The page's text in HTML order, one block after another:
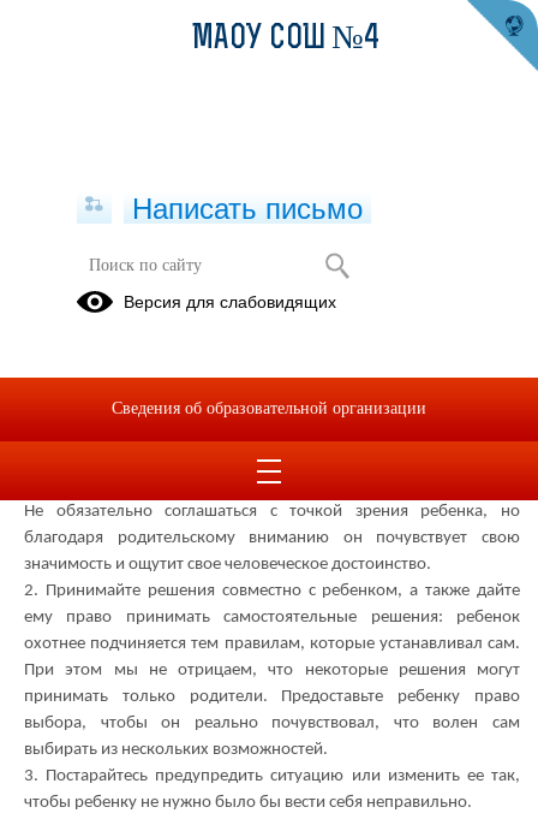
Ненасильственное воспитание
Памятка родителям
« Воспитание ненасилием в семье»
1. Прислушайтесь к своему ребенку. Вникните в его проблему.
Не обязательно соглашаться с точкой зрения ребенка, но
благодаря родительскому вниманию он почувствует свою
значимость и ощутит свое человеческое достоинство.
2. Принимайте решения совместно с ребенком, а также дайте
ему право принимать самостоятельные решения: ребенок
охотнее подчиняется тем правилам, которые устанавливал сам.
При этом мы не отрицаем, что некоторые решения могут
принимать только родители. Предоставьте ребенку право
выбора, чтобы он реально почувствовал, что волен сам
выбирать из нескольких возможностей.
3. Постарайтесь предупредить ситуацию или изменить ее так,
чтобы ребенку не нужно было бы вести себя неправильно.
МАОУ СОШ №4
Написать письмо
Версия для слабовидящих
Сведения об образовательной организации